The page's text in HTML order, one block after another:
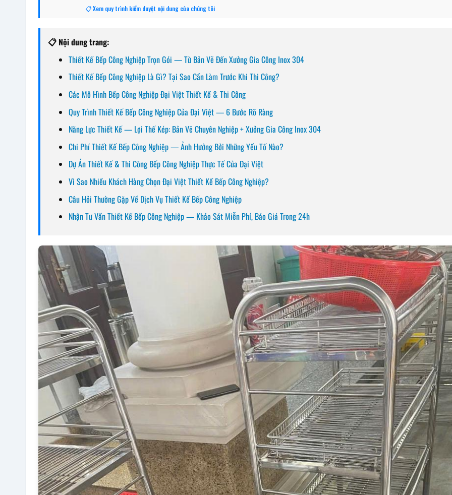
📋 Xem quy trình kiểm duyệt nội dung của chúng tôi
📋 Nội dung trang:
Thiết Kế Bếp Công Nghiệp Trọn Gói — Từ Bản Vẽ Đến Xưởng Gia Công Inox 304
Thiết Kế Bếp Công Nghiệp Là Gì? Tại Sao Cần Làm Trước Khi Thi Công?
Các Mô Hình Bếp Công Nghiệp Đại Việt Thiết Kế & Thi Công
Quy Trình Thiết Kế Bếp Công Nghiệp Của Đại Việt — 6 Bước Rõ Ràng
Năng Lực Thiết Kế — Lợi Thế Kép: Bản Vẽ Chuyên Nghiệp + Xưởng Gia Công Inox 304
Chi Phí Thiết Kế Bếp Công Nghiệp — Ảnh Hưởng Bởi Những Yếu Tố Nào?
Dự Án Thiết Kế & Thi Công Bếp Công Nghiệp Thực Tế Của Đại Việt
Vì Sao Nhiều Khách Hàng Chọn Đại Việt Thiết Kế Bếp Công Nghiệp?
Câu Hỏi Thường Gặp Về Dịch Vụ Thiết Kế Bếp Công Nghiệp
Nhận Tư Vấn Thiết Kế Bếp Công Nghiệp — Khảo Sát Miễn Phí, Báo Giá Trong 24h